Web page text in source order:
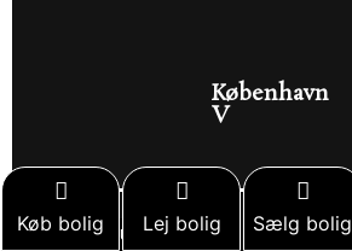
Køb bolig Lej bolig Sælg bolig
Post Udlejet
København
V